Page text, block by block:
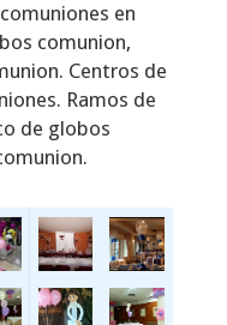
en
comunion,
Centros de
Ramos de
de globos